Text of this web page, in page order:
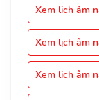
Xem lịch âm
Xem lịch âm
Xem lịch âm